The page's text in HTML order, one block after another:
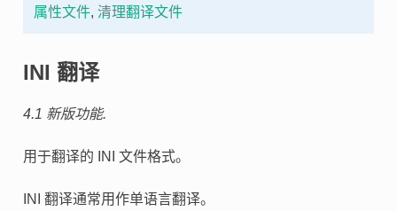
属性文件, 清理翻译文件
INI 翻译
4.1 新版功能.
用于翻译的 INI 文件格式。
INI 翻译通常用作单语言翻译。